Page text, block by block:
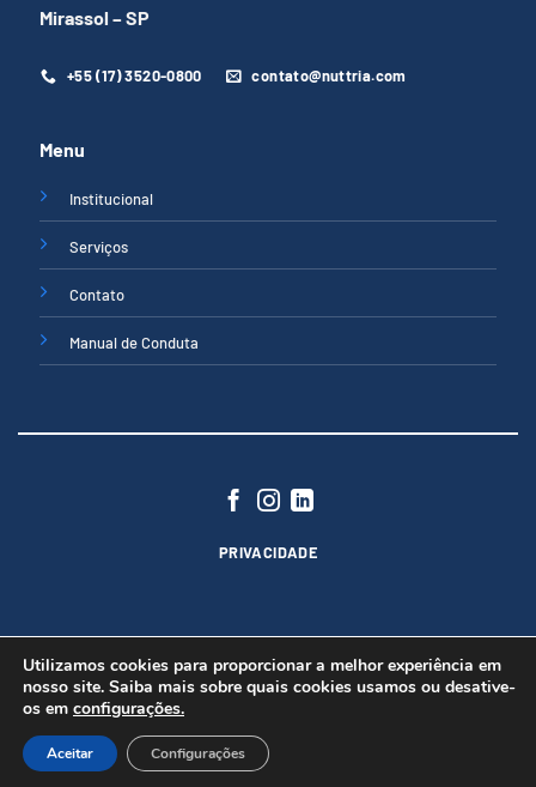
Mirassol – SP
+55 (17) 3520-0800 contato@nuttria.com
Menu
Institucional
Serviços
Contato
Manual de Conduta
PRIVACIDADE
Politica de Privacidade
Este site é protegido pelo Google reCAPTCHA:
Utilizamos cookies para proporcionar a melhor experiência em
nosso site. Saiba mais sobre quais cookies usamos ou desative-
os em configurações.
Aceitar Configurações